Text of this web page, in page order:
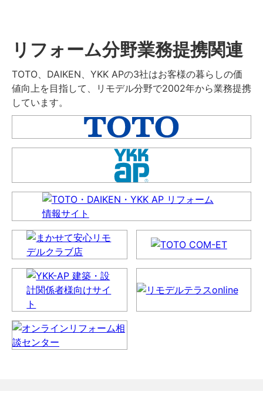
リフォーム分野業務提携関連
TOTO、DAIKEN、YKK APの3社はお客様の暮らしの価
値向上を目指して、リモデル分野で2002年から業務提携
しています。